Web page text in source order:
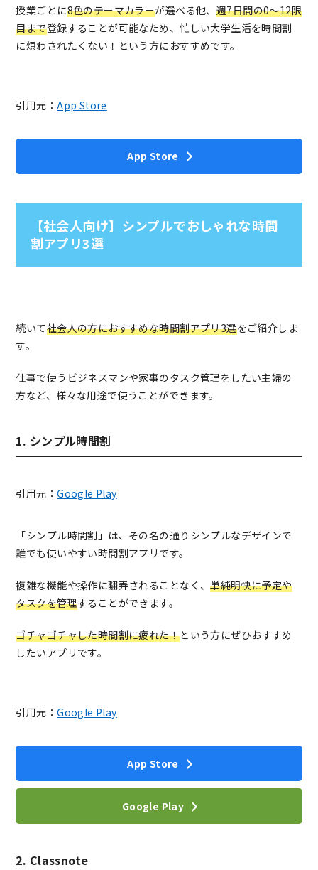
授業ごとに8色のテーマカラーが選べる他、 週7日間の0〜12限
目まで登録することが可能なため、忙しい大学生活を時間割
に煩わされたくない！という方におすすめです。
引用元：App Store
App Store
【社会人向け】シンプルでおしゃれな時間
割アプリ3選
続いて社会人の方におすすめな時間割アプリ3選をご紹介しま
す。
仕事で使うビジネスマンや家事のタスク管理をしたい主婦の
方など、様々な用途で使うことができます。
1. シンプル時間割
引用元：Google Play
「シンプル時間割」は、その名の通りシンプルなデザインで
誰でも使いやすい時間割アプリです。
複雑な機能や操作に翻弄されることなく、単純明快に予定や
タスクを管理することができます。
ゴチャゴチャした時間割に疲れた！という方にぜひおすすめ
したいアプリです。
引用元：Google Play
App Store
Google Play
2. Classnote